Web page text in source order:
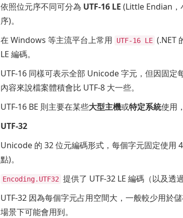
依照位元序不同可分為 UTF-16 LE (Little Endian，
序)。
在 Windows 等主流平台上常用
UTF-16 LE (.NET
LE 編碼。
UTF-16 同樣可表示全部 Unicode 字元，但因固定
內容來說檔案體積會比 UTF-8 大一些。
UTF-16 BE 則主要在某些大型主機或特定系統使用
UTF-32
Unicode 的 32 位元編碼形式，每個字元固定使用
點)。
Encoding.UTF32 提供了 UTF-32 LE 編碼（以及透
UTF-32 因為每個字元占用空間大，一般較少用於
場景下可能會用到。